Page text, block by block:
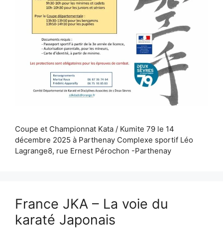
Coupe et Championnat Kata / Kumite 79 le 14
décembre 2025 à Parthenay Complexe sportif Léo
Lagrange8, rue Ernest Pérochon -Parthenay
France JKA – La voie du
karaté Japonais